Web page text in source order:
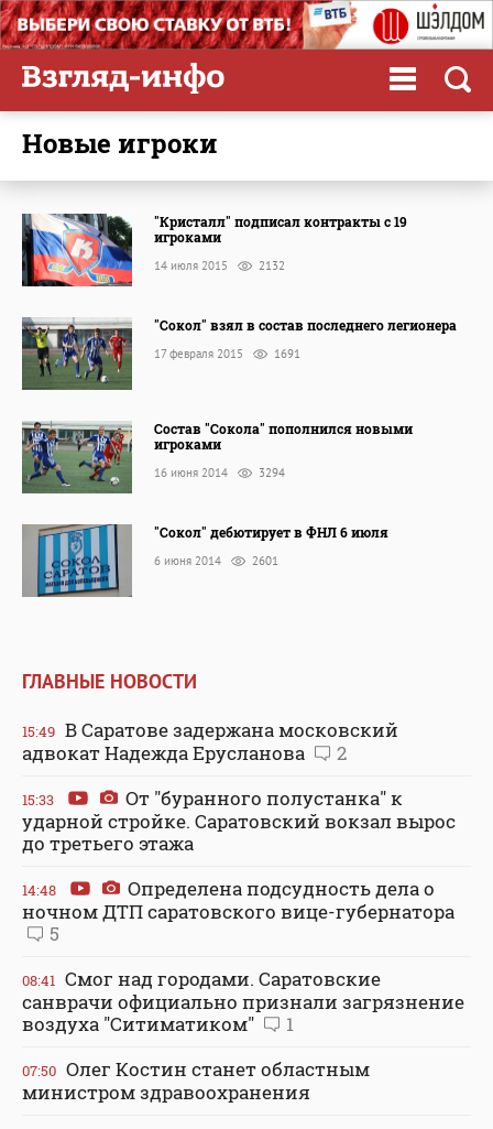
новые игроки
"Кристалл" подписал контракты с 19
игроками
14 июля 2015 2132
"Сокол" взял в состав последнего легионера
17 февраля 2015 1691
Состав "Сокола" пополнился новыми
игроками
16 июня 2014 3294
"Сокол" дебютирует в ФНЛ 6 июля
6 июня 2014 2601
ГЛАВНЫЕ НОВОСТИ
15:49 В Саратове задержана московский
адвокат Надежда Ерусланова
2
15:33
От "буранного полустанка" к
ударной стройке. Саратовский вокзал вырос
до третьего этажа
14:48
Определена подсудность дела о
ночном ДТП саратовского вице-губернатора
5
08:41 Смог над городами. Саратовские
санврачи официально признали загрязнение
воздуха "Ситиматиком"
1
07:50 Олег Костин станет областным
министром здравоохранения